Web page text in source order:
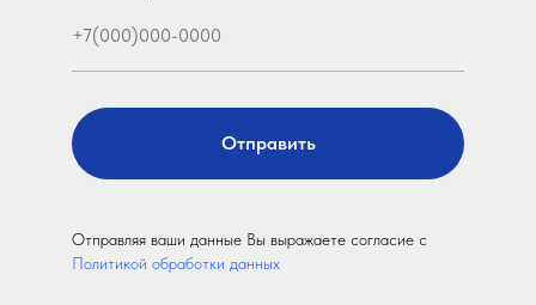
Отправить
Отправляя ваши данные Вы выражаете согласие с
Политикой обработки данных